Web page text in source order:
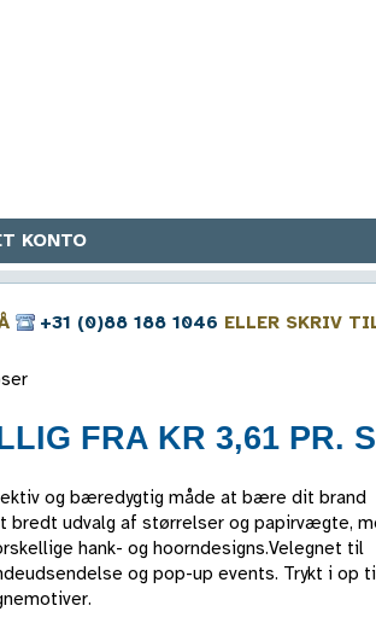
KONTO
+31 (0)88 188 1046 ELLER SKRIV
FRA KR 3,61 PR.
og bæredygtig måde at bære dit brand
bredt udvalg af størrelser og papirvægte,
hank- og hoorndesigns.Velegnet til
og pop-up events. Trykt i op